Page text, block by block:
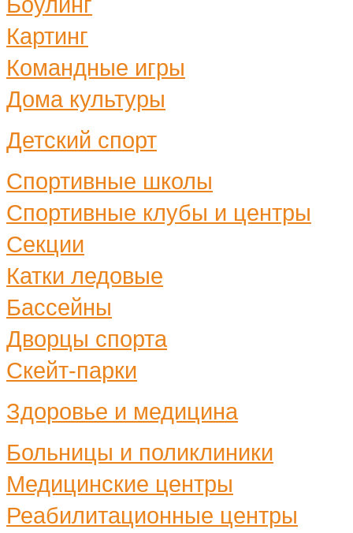
Картинг
Командные игры
Дома культуры
Детский спорт
Спортивные школы
Спортивные клубы и центры
Секции
Катки ледовые
Бассейны
Дворцы спорта
Скейт-парки
Здоровье и медицина
Больницы и поликлиники
Медицинские центры
Реабилитационные центры